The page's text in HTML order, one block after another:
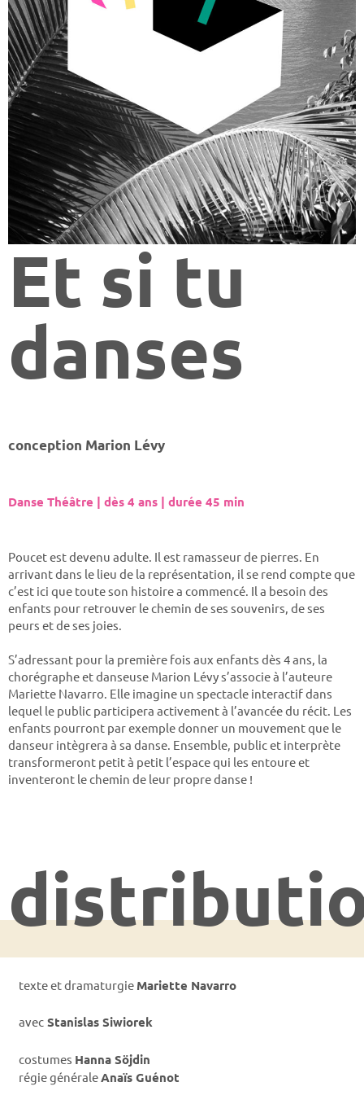
Et si tu
danses
conception Marion Lévy
Danse Théâtre | dès 4 ans | durée 45 min
Poucet est devenu adulte. Il est ramasseur de pierres. En
arrivant dans le lieu de la représentation, il se rend compte que
c’est ici que toute son histoire a commencé. Il a besoin des
enfants pour retrouver le chemin de ses souvenirs, de ses
peurs et de ses joies.
S’adressant pour la première fois aux enfants dès 4 ans, la
chorégraphe et danseuse Marion Lévy s’associe à l’auteure
Mariette Navarro. Elle imagine un spectacle interactif dans
lequel le public participera activement à l’avancée du récit. Les
enfants pourront par exemple donner un mouvement que le
danseur intègrera à sa danse. Ensemble, public et interprète
transformeront petit à petit l’espace qui les entoure et
inventeront le chemin de leur propre danse !
texte et dramaturgie Mariette Navarro
avec Stanislas Siwiorek
costumes Hanna Söjdin
régie généraleAnaïs Guénot